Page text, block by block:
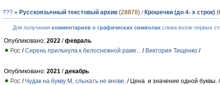
??? » Русскоязычный текстовый архив (28878) / Крошечки (до 4- х строк)
Для получения комментариев о графических символахслева возле первых
Опубликовано: 2022 /февраль
/Сирень прильнула к белоснежной раме... / Виктория Тищенко /
Опубликовано: 2021 /декабрь
/ Чудак на букву М, слыхать не внове, / Цена и значение одной буквы.